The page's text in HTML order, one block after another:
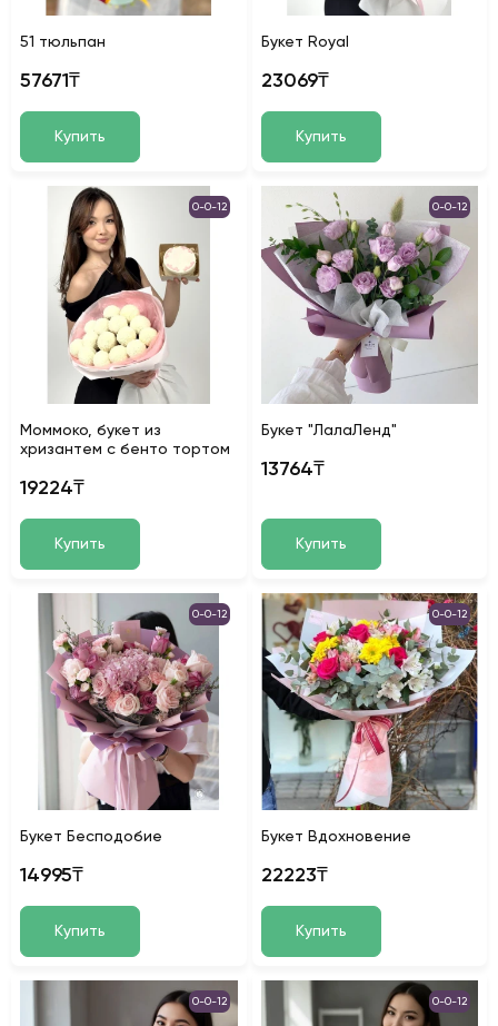
51 тюльпан
57671₸
Купить
Букет Royal
23069₸
Купить
0-0-12
Моммоко, букет из
хризантем с бенто тортом
19224₸
Купить
0-0-12
Букет "ЛалаЛенд"
13764₸
Купить
0-0-12
Букет Бесподобие
14995₸
Купить
0-0-12
Букет Вдохновение
22223₸
Купить
0-0-12 0-0-12